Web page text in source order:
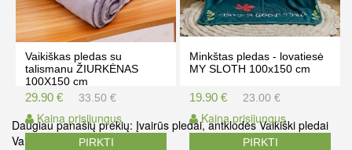
Vaikiškas pledas su
talismanu ŽIURKĖNAS
100X150 cm
29.90 €
Kaina prisijungus
33.50 €
PIRKTI
Minkštas pledas - lovatiesė
MY SLOTH 100x150 cm
19.90 €
Kaina prisijungus
23.00 €
PIRKTI
Daugiau panašių prekių: Įvairūs pledai, antklodės Vaikiški pledai
Vaikiškas pledas